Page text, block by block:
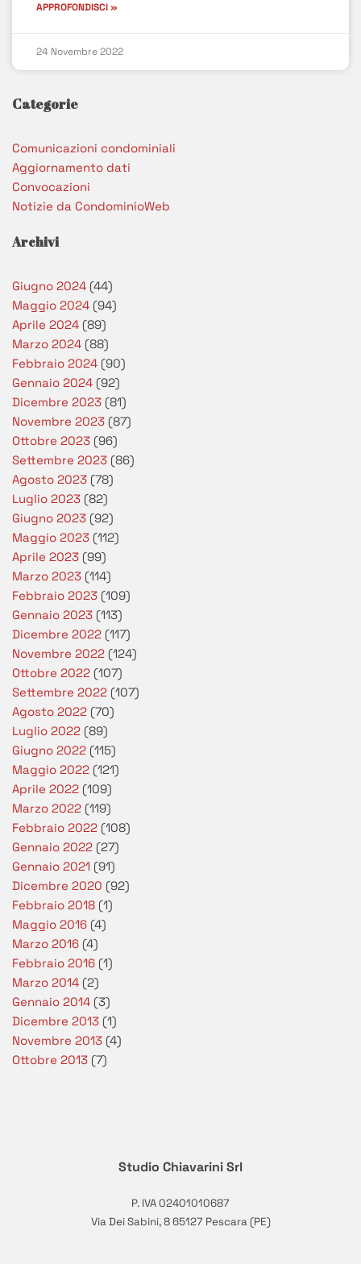
APPROFONDISCI »
24 Novembre 2022
Categorie
Comunicazioni condominiali
Aggiornamento dati
Convocazioni
Notizie da CondominioWeb
Archivi
Giugno 2024 (44)
Maggio 2024 (94)
Aprile 2024 (89)
Marzo 2024 (88)
Febbraio 2024 (90)
Gennaio 2024 (92)
Dicembre 2023 (81)
Novembre 2023 (87)
Ottobre 2023 (96)
Settembre 2023 (86)
Agosto 2023 (78)
Luglio 2023 (82)
Giugno 2023 (92)
Maggio 2023 (112)
Aprile 2023 (99)
Marzo 2023 (114)
Febbraio 2023 (109)
Gennaio 2023 (113)
Dicembre 2022 (117)
Novembre 2022 (124)
Ottobre 2022 (107)
Settembre 2022 (107)
Agosto 2022 (70)
Luglio 2022 (89)
Giugno 2022 (115)
Maggio 2022 (121)
Aprile 2022 (109)
Marzo 2022 (119)
Febbraio 2022 (108)
Gennaio 2022 (27)
Gennaio 2021 (91)
Dicembre 2020 (92)
Febbraio 2018 (1)
Maggio 2016 (4)
Marzo 2016 (4)
Febbraio 2016 (1)
Marzo 2014 (2)
Gennaio 2014 (3)
Dicembre 2013 (1)
Novembre 2013 (4)
Ottobre 2013 (7)
Studio Chiavarini Srl
P. IVA 02401010687
Via Dei Sabini, 8 65127 Pescara (PE)